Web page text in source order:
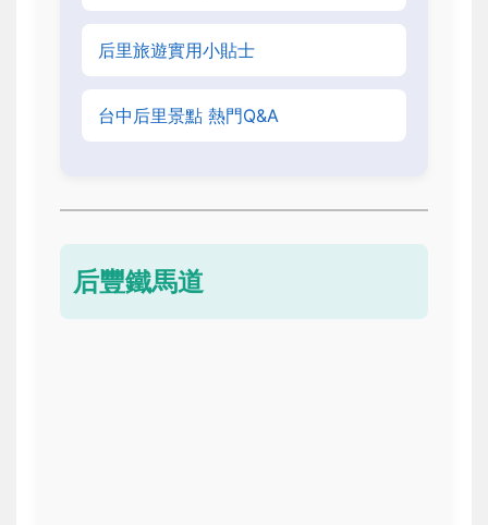
后里旅遊實用小貼士
台中后里景點 熱門Q&A
后豐鐵馬道